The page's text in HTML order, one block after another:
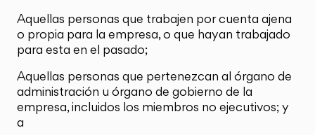
Aquellas personas que trabajen por cuenta ajena
o propia para la empresa, o que hayan trabajado
para esta en el pasado;
Aquellas personas que pertenezcan al órgano de
administración u órgano de gobierno de la
empresa, incluidos los miembros no ejecutivos; y
a